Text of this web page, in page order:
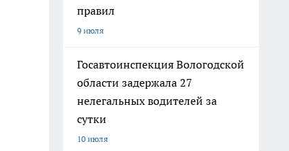
правил
9 июля
Госавтоинспекция Вологодской
области задержала 27
нелегальных водителей за
сутки
10 июля